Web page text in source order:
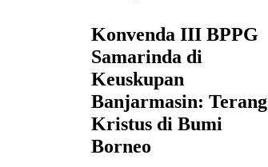
Konvenda III BPPG
Samarinda di
Keuskupan
Banjarmasin: Terang
Kristus di Bumi
Borneo